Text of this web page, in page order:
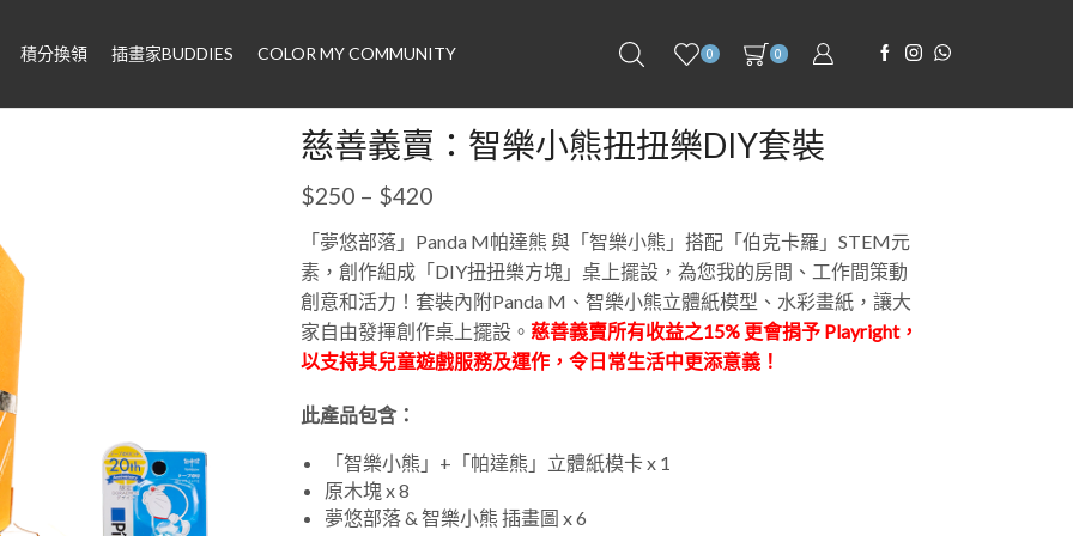
積分換領 插畫家BUDDIES COLOR MY COMMUNITY 0 0
慈善義賣：智樂小熊扭扭樂DIY套裝
$250 – $420
「夢悠部落」Panda M帕達熊 與「智樂小熊」搭配「伯克卡羅」STEM元
素，創作組成「DIY扭扭樂方塊」桌上擺設，為您我的房間、工作間策動
創意和活力！套裝內附Panda M、智樂小熊立體紙模型、水彩畫紙，讓大
家自由發揮創作桌上擺設。 慈善義賣所有收益之15% 更會捐予 Playright，
以支持其兒童遊戲服務及運作，令日常生活中更添意義！
此產品包含：
「智樂小熊」+「帕達熊」立體紙模卡 x 1
原木塊 x 8
夢悠部落 & 智樂小熊 插畫圖 x 6